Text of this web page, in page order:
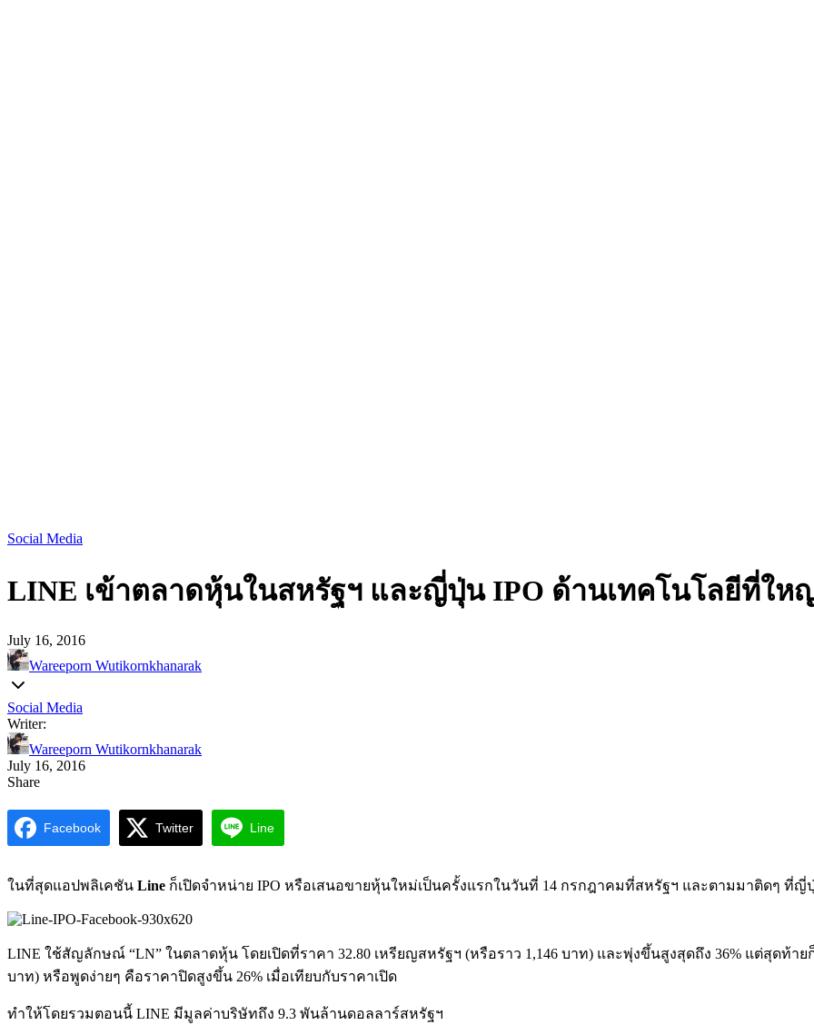
Social Media
LINE เข้าตลาดหุ้นในสหรัฐฯ และญี่ปุ่น IPO ด้านเทคโนโลยีที่ให
July 16, 2016
Wareeporn Wutikornkhanarak
Social Media
Writer:
Wareeporn Wutikornkhanarak
July 16, 2016
Share
Facebook Twitter Line
ในที่สุดแอปพลิเคชัน Line ก็เปิดจำหน่าย IPO หรือเสนอขายหุ้นใหม่เป็นครั้งแรกในวันที่ 14 กรกฎาคมที่สหรัฐฯ และตามมาติดๆ ที่ญี่
LINE ใช้สัญลักษณ์ “LN” ในตลาดหุ้น โดยเปิดที่ราคา 32.80 เหรียญสหรัฐฯ (หรือราว 1,146 บาท) และพุ่งขึ้นสูงสุดถึง 36% แต่สุดท้า
บาท) หรือพูดง่ายๆ คือราคาปิดสูงขึ้น 26% เมื่อเทียบกับราคาเปิด
ทำให้โดยรวมตอนนี้ LINE มีมูลค่าบริษัทถึง 9.3 พันล้านดอลลาร์สหรัฐฯ